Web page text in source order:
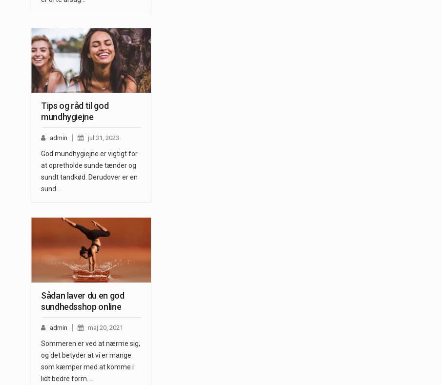
Tips og råd til god
mundhygiejne
admin jul 31, 2023
God mundhygiejne er vigtigt for
at opretholde sunde tænder og
sundt tandkød. Derudover er en
sund…
Sådan laver du en god
sundhedsshop online
admin maj 20, 2021
Sommeren er ved at nærme sig,
og det betyder at vi er mange
som kæmper med at komme i
lidt bedre form.…